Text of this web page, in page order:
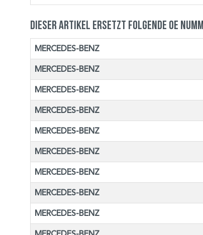
Dieser Artikel ersetzt folgende OE
MERCEDES-BENZ
MERCEDES-BENZ
MERCEDES-BENZ
MERCEDES-BENZ
MERCEDES-BENZ
MERCEDES-BENZ
MERCEDES-BENZ
MERCEDES-BENZ
MERCEDES-BENZ